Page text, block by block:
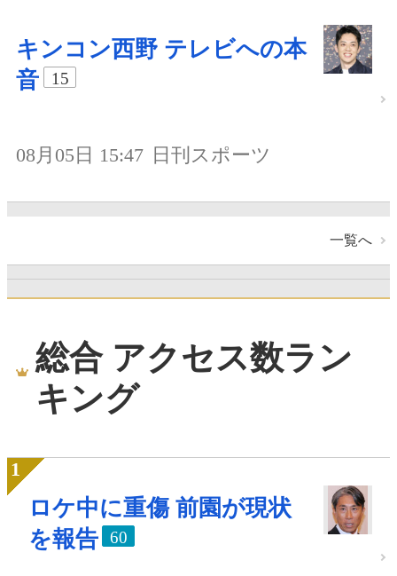
キンコン西野 テレビへの本
音
15
08月05日 15:47 日刊スポーツ
一覧へ
総合 アクセス数ラン
キング
ロケ中に重傷 前園が現状
を報告
60